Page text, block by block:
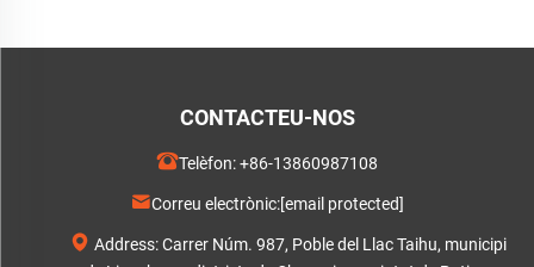
CONTACTEU-NOS
Telèfon:+86-13860987108
Correu electrònic:[email protected]
Address: Carrer Núm. 987, Poble del Llac Taihu, municipi